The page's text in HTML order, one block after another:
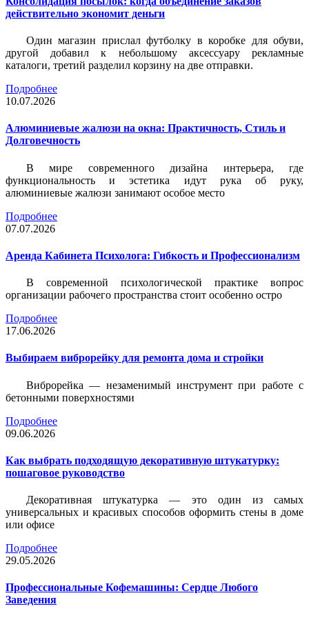
действительно экономит деньги
Один магазин прислал футболку в коробке для обуви,
другой добавил к небольшому аксессуару рекламные
каталоги, третий разделил корзину на две отправки.
Подробнее
10.07.2026
Алюминиевые жалюзи на окна: Практичность, Стиль и
Долговечность
В мире современного дизайна интерьера, где
функциональность и эстетика идут рука об руку,
алюминиевые жалюзи занимают особое место
Подробнее
07.07.2026
Аренда Кабинета Психолога: Гибкость и Профессионализм
В современной психологической практике вопрос
организации рабочего пространства стоит особенно остро
Подробнее
17.06.2026
Выбираем виброрейку для ремонта дома и стройки
Виброрейка — незаменимый инструмент при работе с
бетонными поверхностями
Подробнее
09.06.2026
Как выбрать подходящую декоративную штукатурку:
пошаговое руководство
Декоративная штукатурка — это один из самых
универсальных и красивых способов оформить стены в доме
или офисе
Подробнее
29.05.2026
Профессиональные Кофемашины: Сердце Любого
Заведения